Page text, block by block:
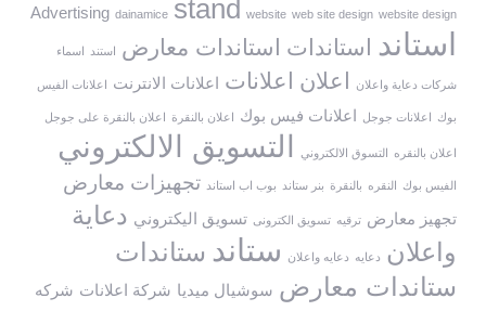
Advertising dainamice stand website web site design website design
استاند استاندات استاندات معارض استند اسماء
شركات دعاية واعلان اعلان اعلانات اعلانات الانترنت اعلانات الفيس
بوك اعلانات جوجل اعلانات فيس بوك اعلان بالنقرة اعلان بالنقرة على جوجل
اعلان بالنقره التسوق الالكتروني التسويق الالكتروني
الفيس بوك النقره بالنقرة بنر ستاند بوب اب استاند تجهيزات معارض
تجهيز معارض ترقيه تسويق الكترونى تسويق اليكتروني دعاية
واعلان دعايه دعايه واعلان ستاند ستاندات
ستاندات معارض سوشيال ميديا شركة اعلانات شركه